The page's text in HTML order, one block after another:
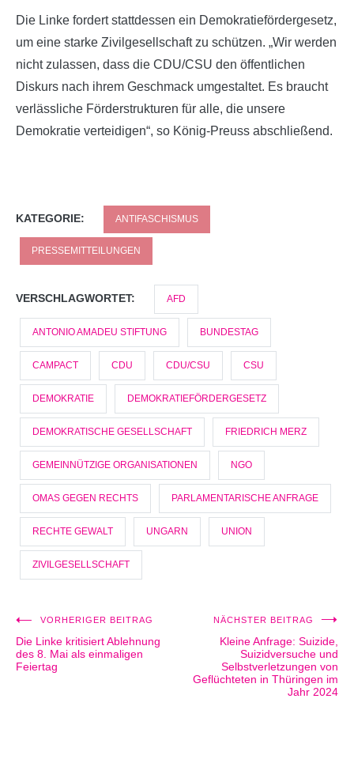
Die Linke fordert stattdessen ein Demokratiefördergesetz,
um eine starke Zivilgesellschaft zu schützen. „Wir werden
nicht zulassen, dass die CDU/CSU den öffentlichen
Diskurs nach ihrem Geschmack umgestaltet. Es braucht
verlässliche Förderstrukturen für alle, die unsere
Demokratie verteidigen“, so König-Preuss abschließend.
KATEGORIE: ANTIFASCHISMUS
PRESSEMITTEILUNGEN
VERSCHLAGWORTET: AFD
ANTONIO AMADEU STIFTUNG BUNDESTAG
CAMPACT CDU CDU/CSU CSU
DEMOKRATIE DEMOKRATIEFÖRDERGESETZ
DEMOKRATISCHE GESELLSCHAFT FRIEDRICH MERZ
GEMEINNÜTZIGE ORGANISATIONEN NGO
OMAS GEGEN RECHTS PARLAMENTARISCHE ANFRAGE
RECHTE GEWALT UNGARN UNION
ZIVILGESELLSCHAFT
Beitragsnavigation
VORHERIGER BEITRAG
Die Linke kritisiert Ablehnung
des 8. Mai als einmaligen
Feiertag
NÄCHSTER BEITRAG
Kleine Anfrage: Suizide,
Suizidversuche und
Selbstverletzungen von
Geflüchteten in Thüringen im
Jahr 2024